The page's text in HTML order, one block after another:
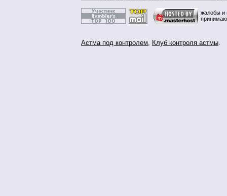
жалобы и
Астма под контролем, Клуб контроля астмы.